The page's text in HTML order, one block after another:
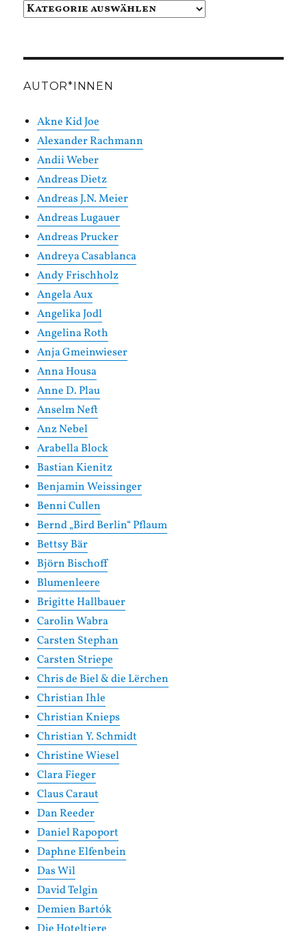
Beiträge
AUTOR*INNEN
Akne Kid Joe
Alexander Rachmann
Andii Weber
Andreas Dietz
Andreas J.N. Meier
Andreas Lugauer
Andreas Prucker
Andreya Casablanca
Andy Frischholz
Angela Aux
Angelika Jodl
Angelina Roth
Anja Gmeinwieser
Anna Housa
Anne D. Plau
Anselm Neft
Anz Nebel
Arabella Block
Bastian Kienitz
Benjamin Weissinger
Benni Cullen
Bernd „Bird Berlin“ Pflaum
Bettsy Bär
Björn Bischoff
Blumenleere
Brigitte Hallbauer
Carolin Wabra
Carsten Stephan
Carsten Striepe
Chris de Biel & die Lërchen
Christian Ihle
Christian Knieps
Christian Y. Schmidt
Christine Wiesel
Clara Fieger
Claus Caraut
Dan Reeder
Daniel Rapoport
Daphne Elfenbein
Das Wil
David Telgin
Demien Bartók